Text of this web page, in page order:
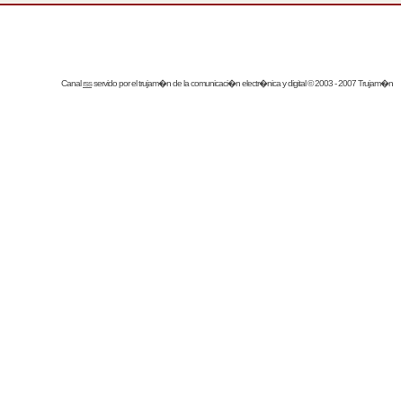
Canalrssservido por eltrujam�nde la comunicaci�n electr�nica y digital © 2003 - 2007 Trujam�n